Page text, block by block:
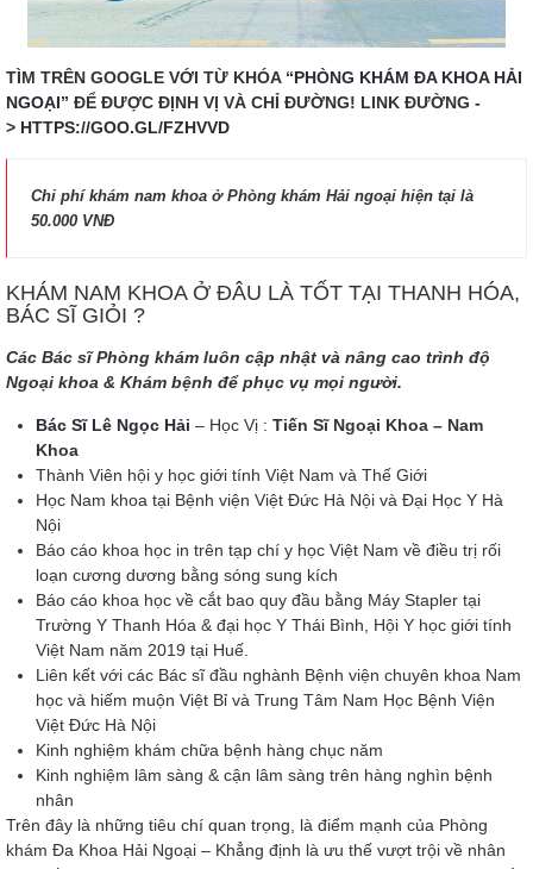
TÌM TRÊN GOOGLE VỚI TỪ KHÓA “PHÒNG KHÁM ĐA KHOA HẢI
NGOẠI” ĐỂ ĐƯỢC ĐỊNH VỊ VÀ CHỈ ĐƯỜNG! LINK ĐƯỜNG -
> HTTPS://GOO.GL/FZHVVD
Chi phí khám nam khoa ở Phòng khám Hải ngoại hiện tại là
50.000 VNĐ
KHÁM NAM KHOA Ở ĐÂU LÀ TỐT TẠI THANH HÓA,
BÁC SĨ GIỎI ?
Các Bác sĩ Phòng khám luôn cập nhật và nâng cao trình độ
Ngoại khoa & Khám bệnh để phục vụ mọi người.
Bác Sĩ Lê Ngọc Hải – Học Vị : Tiến Sĩ Ngoại Khoa – Nam
Khoa
Thành Viên hội y học giới tính Việt Nam và Thế Giới
Học Nam khoa tại Bệnh viện Việt Đức Hà Nội và Đại Học Y Hà
Nội
Báo cáo khoa học in trên tạp chí y học Việt Nam về điều trị rối
loạn cương dương bằng sóng sung kích
Báo cáo khoa học về cắt bao quy đầu bằng Máy Stapler tại
Trường Y Thanh Hóa & đại học Y Thái Bình, Hội Y học giới tính
Việt Nam năm 2019 tại Huế.
Liên kết với các Bác sĩ đầu nghành Bệnh viện chuyên khoa Nam
học và hiếm muộn Việt Bỉ và Trung Tâm Nam Học Bệnh Viện
Việt Đức Hà Nội
Kinh nghiệm khám chữa bệnh hàng chục năm
Kinh nghiệm lâm sàng & cận lâm sàng trên hàng nghìn bệnh
nhân
Trên đây là những tiêu chí quan trọng, là điểm mạnh của Phòng
khám Đa Khoa Hải Ngoại – Khẳng định là ưu thế vượt trội về nhân